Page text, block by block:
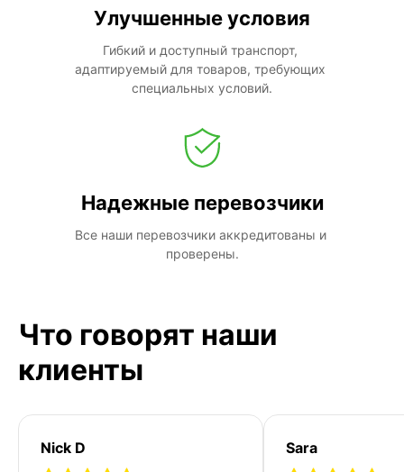
Улучшенные условия
Гибкий и доступный транспорт,
адаптируемый для товаров, требующих
специальных условий.
Надежные перевозчики
Все наши перевозчики аккредитованы и
проверены.
Что говорят наши
клиенты
Nick D Sara